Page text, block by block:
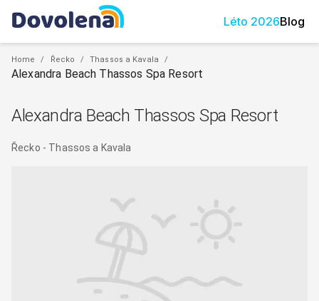
Léto 2026Blog
Home / Řecko / Thassos a Kavala /
Alexandra Beach Thassos Spa Resort
Alexandra Beach Thassos Spa Resort
Řecko - Thassos a Kavala